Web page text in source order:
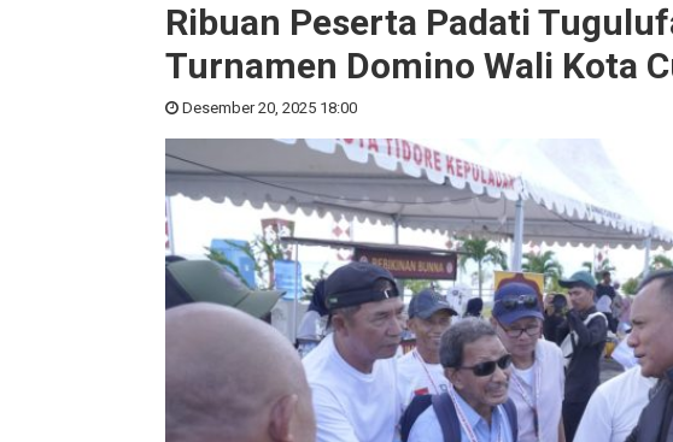
Ribuan Peserta Padati
Turnamen Domino Wali Kota
Desember 20, 2025 18:00